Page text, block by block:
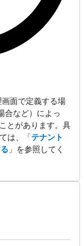
面で定義する場
合など）によっ
とがあります。具
は、「 テナント
」を参照してく